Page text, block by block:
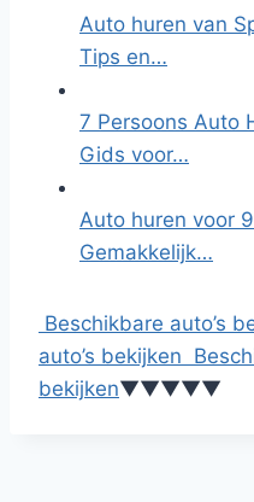
Auto huren van
Tips en…
7 Persoons Auto
Gids voor…
Auto huren voor
Gemakkelijk…
Beschikbare auto’s
auto’s bekijken
bekijken▼▼▼▼▼